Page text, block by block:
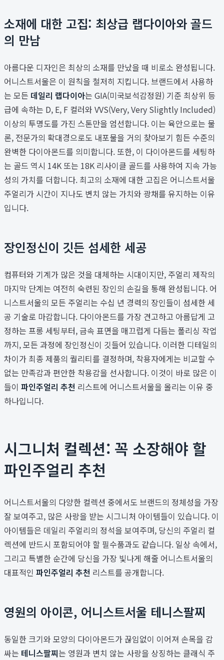
소재에 대한 고집: 최상급 랩다이아와 골드
의 만남
아름다운 디자인은 최상의 소재를 만났을 때 비로소 완성됩니다.
어니스트서울은 이 원칙을 철저히 지킵니다. 브랜드에서 사용하
는 모든 데일리 랩다이아는 GIA(미국보석감정원) 기준 최상위 등
급에 속하는 D, E, F 컬러와 VVS(Very, Very Slightly Included)
이상의 투명도를 가진 스톤만을 엄선합니다. 이는 육안으로는 물
론, 전문가의 확대경으로도 내포물을 거의 찾아보기 힘든 수준의
완벽한 다이아몬드를 의미합니다. 또한, 이 다이아몬드를 세팅하
는 골드 역시 14K 또는 18K 리사이클 골드를 사용하여 지속 가능
성의 가치를 더합니다. 최고의 소재에 대한 고집은 어니스트서울
주얼리가 시간이 지나도 변치 않는 가치와 광채를 유지하는 이유
입니다.
장인정신이 깃든 섬세한 세공
컴퓨터와 기계가 많은 것을 대체하는 시대이지만, 주얼리 제작의
마지막 단계는 여전히 숙련된 장인의 손길을 통해 완성됩니다. 어
니스트서울의 모든 주얼리는 수십 년 경력의 장인들이 섬세한 세
공 기술로 마감합니다. 다이아몬드를 가장 견고하고 아름답게 고
정하는 프롱 세팅부터, 금속 표면을 매끄럽게 다듬는 폴리싱 작업
까지, 모든 과정에 장인정신이 깃들어 있습니다. 이러한 디테일의
차이가 최종 제품의 퀄리티를 결정하며, 착용자에게는 비교할 수
없는 만족감과 편안한 착용감을 선사합니다. 이것이 바로 많은 이
들이 파인주얼리 추천 리스트에 어니스트서울을 올리는 이유 중
하나입니다.
시그니처 컬렉션: 꼭 소장해야 할
파인주얼리 추천
어니스트서울의 다양한 컬렉션 중에서도 브랜드의 정체성을 가장
잘 보여주고, 많은 사랑을 받는 시그니처 아이템들이 있습니다. 이
아이템들은 데일리 주얼리의 정석을 보여주며, 당신의 주얼리 컬
렉션에 반드시 포함되어야 할 필수품과도 같습니다. 일상 속에서,
그리고 특별한 순간에 당신을 가장 빛나게 해줄 어니스트서울의
대표적인 파인주얼리 추천 리스트를 공개합니다.
영원의 아이콘, 어니스트서울 테니스팔찌
동일한 크기와 모양의 다이아몬드가 끊임없이 이어져 손목을 감
싸는 테니스팔찌는 영원과 변치 않는 사랑을 상징하는 클래식 주